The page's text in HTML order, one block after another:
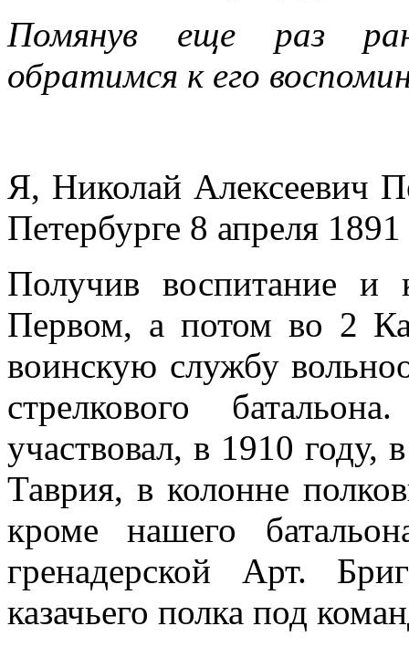
Помянув еще раз
обратимся к его
Я, Николай Алексеевич
Петербурге 8 апреля
Получив воспитание и
Первом, а потом во 2
воинскую службу
стрелкового
участвовал, в 1910
Таврия, в колонне
кроме нашего
гренадерской Арт.
казачьего полка под